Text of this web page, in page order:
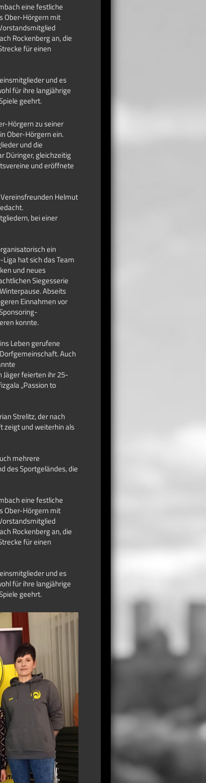
eine festliche
Ober-Hörgern mit
Rockenberg an, die
für einen
und es
für ihre langjährige
geehrt.
Hörgern zu seiner
Ober-Hörgern ein.
und die
Düringer, gleichzeitig
und eröffnete
Helmut
bei einer
ein
hat sich das Team
und neues
Siegesserie
Abseits
Einnahmen vor
konnte.
Leben gerufene
Auch
Jäger feierten ihr 25-
„Passion to
Strelitz, der nach
zeigt und weiterhin als
mehrere
des Sportgeländes, die
eine festliche
Ober-Hörgern mit
Rockenberg an, die
für einen
und es
für ihre langjährige
geehrt.